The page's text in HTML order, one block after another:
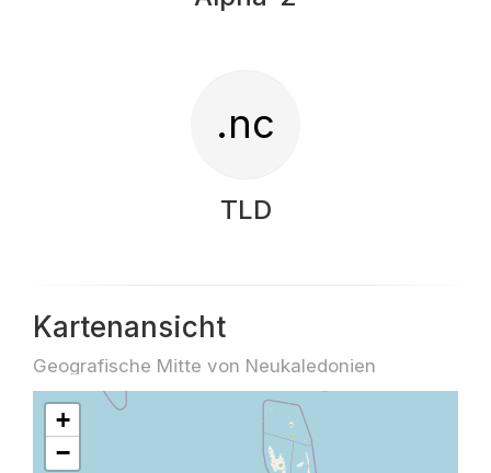
.nc
TLD
Kartenansicht
Geografische Mitte von Neukaledonien
+
−